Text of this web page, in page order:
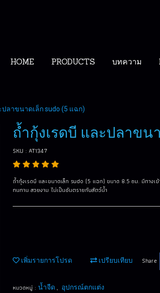
HOME PRODUCTS บทความ
ปลาขนาดเล็ก sudo (5 แฉก)
ถ้ำกุ้งเรดบี และปลาขน
SKU : AT1347
ถ้ำกุ้งเรดบี และขนาดเล็ก sudo (5 แฉก) ขนาด 8.5 ซม. มีทางเ
ทนทาน สวยงาม ไม่เป็นอันตรายกับสัตว์น้ำ
เพิ่มรายการโปรด เปรียบเทียบ Share
หมวดหมู่ : น้ำจืด , อุปกรณ์ตกแต่ง